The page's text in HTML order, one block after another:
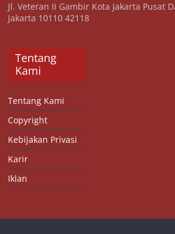
Jl. Veteran II Gambir Kota Jakarta Pusat
Jakarta 10110 42118
Tentang
Kami
Tentang Kami
Copyright
Kebijakan Privasi
Karir
Iklan